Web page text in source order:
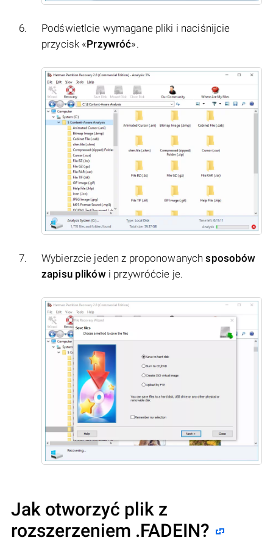
Podświetlcie wymagane pliki i naciśnijcie
przycisk «Przywróć».
Wybierzcie jeden z proponowanychsposobów
zapisu plikówi przywróćcie je.
Jak otworzyć plik z
rozszerzeniem .FADEIN?